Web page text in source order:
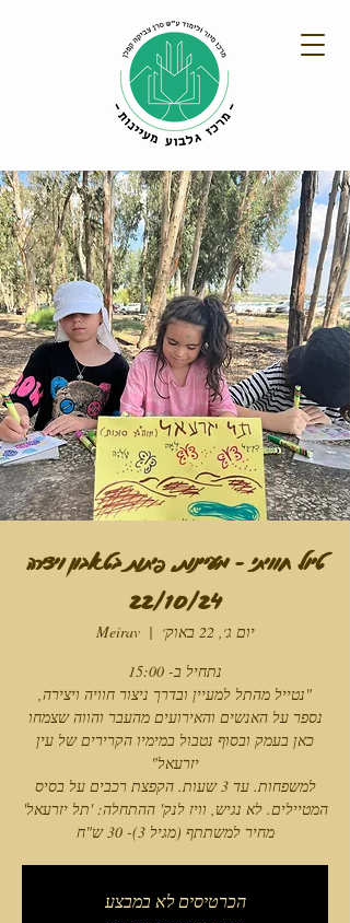
טיול חוויתי - מעיינות, פיתות בטאבון ויצירה
22/10/24
יום ג׳, 22 באוק׳
  |
Meirav
"נטייל מהתל למעיין ובדרך ניצור חוויה ויצירה,
נספר על האנשים והאירועים מהעבר והווה שצמחו
כאן בעמק ובסוף נטבול במימיו הקרירים של עין
למשפחות. עד 3 שעות. הקפצת רכבים על בסיס
מחיר למשתתף (מגיל 3)- 30 ש"ח
הכרטיסים לא במבצע